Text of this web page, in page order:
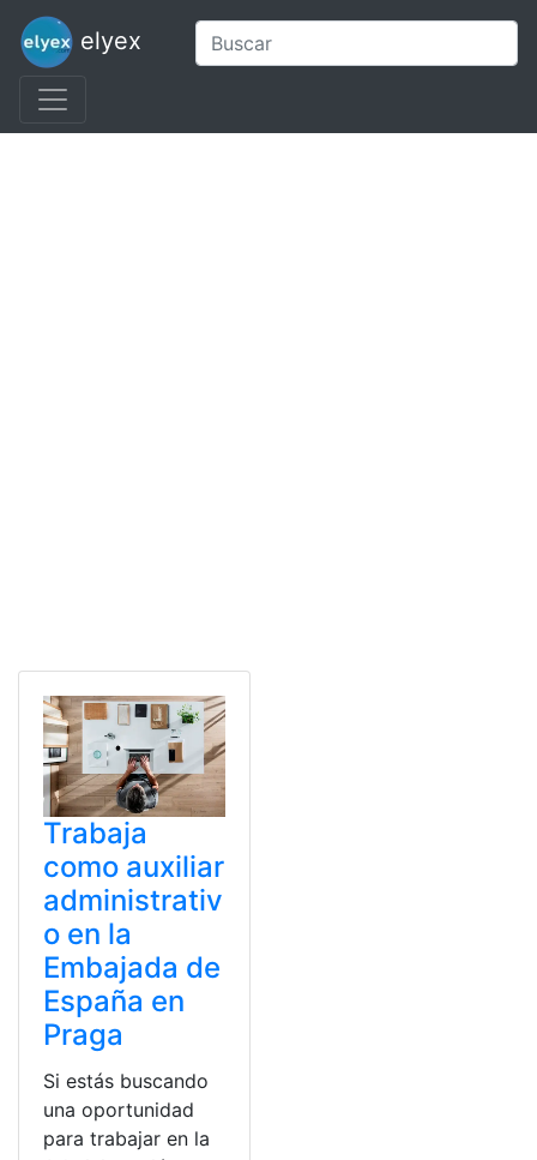
elyex
Trabaja
como auxiliar
administrativ
o en la
Embajada de
España en
Praga
Si estás buscando
una oportunidad
para trabajar en la